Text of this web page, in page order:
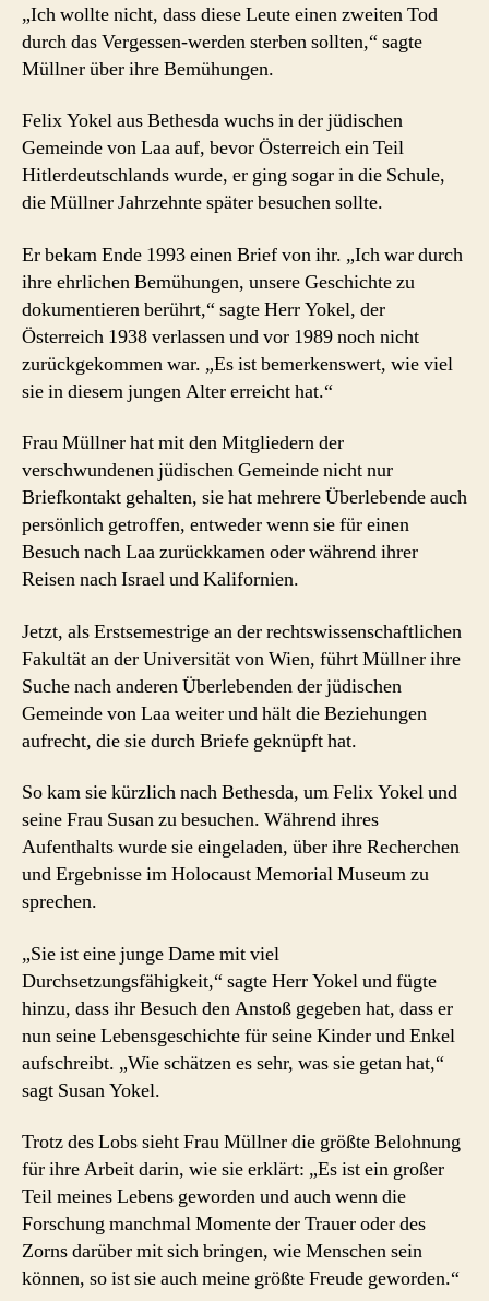
„Ich wollte nicht, dass diese Leute einen zweiten Tod
durch das Vergessen-werden sterben sollten,“ sagte
Müllner über ihre Bemühungen.
Felix Yokel aus Bethesda wuchs in der jüdischen
Gemeinde von Laa auf, bevor Österreich ein Teil
Hitlerdeutschlands wurde, er ging sogar in die Schule,
die Müllner Jahrzehnte später besuchen sollte.
Er bekam Ende 1993 einen Brief von ihr. „Ich war durch
ihre ehrlichen Bemühungen, unsere Geschichte zu
dokumentieren berührt,“ sagte Herr Yokel, der
Österreich 1938 verlassen und vor 1989 noch nicht
zurückgekommen war. „Es ist bemerkenswert, wie viel
sie in diesem jungen Alter erreicht hat.“
Frau Müllner hat mit den Mitgliedern der
verschwundenen jüdischen Gemeinde nicht nur
Briefkontakt gehalten, sie hat mehrere Überlebende auch
persönlich getroffen, entweder wenn sie für einen
Besuch nach Laa zurückkamen oder während ihrer
Reisen nach Israel und Kalifornien.
Jetzt, als Erstsemestrige an der rechtswissenschaftlichen
Fakultät an der Universität von Wien, führt Müllner ihre
Suche nach anderen Überlebenden der jüdischen
Gemeinde von Laa weiter und hält die Beziehungen
aufrecht, die sie durch Briefe geknüpft hat.
So kam sie kürzlich nach Bethesda, um Felix Yokel und
seine Frau Susan zu besuchen. Während ihres
Aufenthalts wurde sie eingeladen, über ihre Recherchen
und Ergebnisse im Holocaust Memorial Museum zu
sprechen.
„Sie ist eine junge Dame mit viel
Durchsetzungsfähigkeit,“ sagte Herr Yokel und fügte
hinzu, dass ihr Besuch den Anstoß gegeben hat, dass er
nun seine Lebensgeschichte für seine Kinder und Enkel
aufschreibt. „Wie schätzen es sehr, was sie getan hat,“
sagt Susan Yokel.
Trotz des Lobs sieht Frau Müllner die größte Belohnung
für ihre Arbeit darin, wie sie erklärt: „Es ist ein großer
Teil meines Lebens geworden und auch wenn die
Forschung manchmal Momente der Trauer oder des
Zorns darüber mit sich bringen, wie Menschen sein
können, so ist sie auch meine größte Freude geworden.“